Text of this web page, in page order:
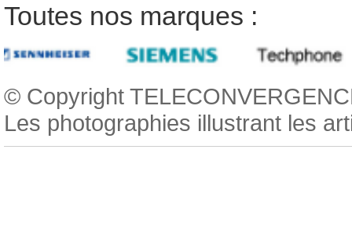
Toutes nos marques :
© Copyright
Les photographies illustrant les